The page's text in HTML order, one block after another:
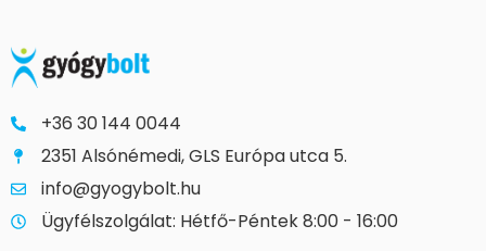
+36 30 144 0044
2351 Alsónémedi, GLS Európa utca 5.
info@gyogybolt.hu
Ügyfélszolgálat: Hétfő-Péntek 8:00 - 16:00